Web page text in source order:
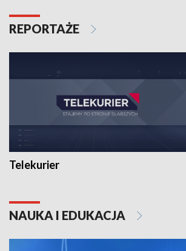
REPORTAŻE
Telekurier
NAUKA I EDUKACJA